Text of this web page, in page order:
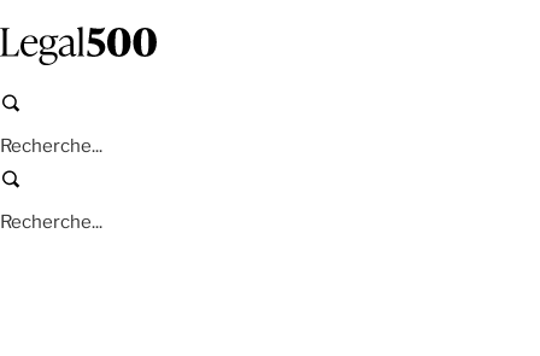
contenu
principal
Recherche
Recherche